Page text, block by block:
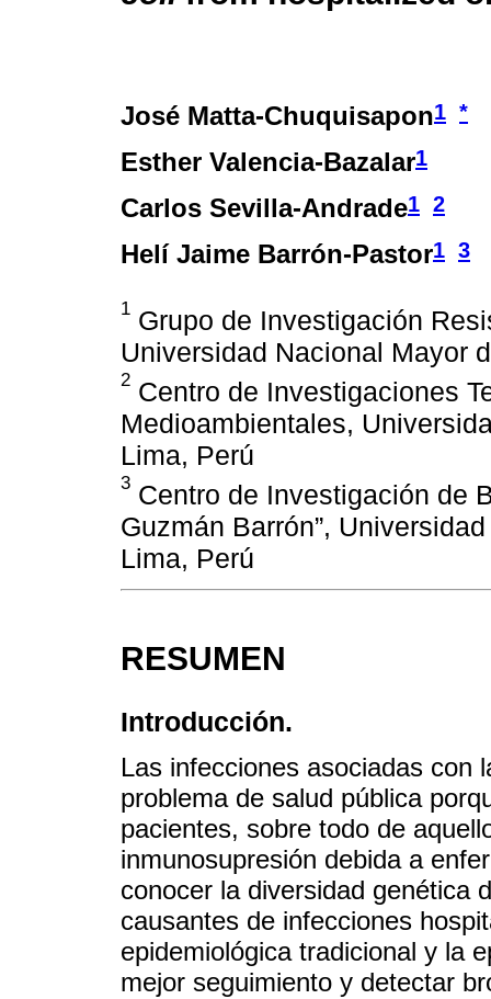
José Matta-Chuquisapon1 *
Esther Valencia-Bazalar1
Carlos Sevilla-Andrade1 2
Helí Jaime Barrón-Pastor1 3
1 Grupo de Investigación
Universidad Nacional Mayor
2 Centro de Investigaciones
Medioambientales,
Lima, Perú
3 Centro de Investigación de
Guzmán Barrón”,
Lima, Perú
RESUMEN
Introducción.
Las infecciones asociadas con
problema de salud pública
pacientes, sobre todo de
inmunosupresión debida a
conocer la diversidad genética
causantes de infecciones
epidemiológica tradicional y la
mejor seguimiento y detectar